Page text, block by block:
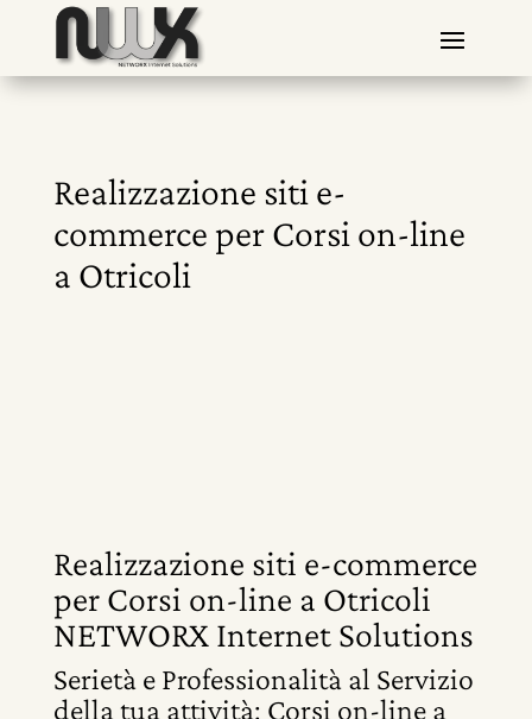
Realizzazione siti e-
commerce per Corsi on-line
a Otricoli
Realizzazione siti e-commerce
per Corsi on-line a Otricoli
NETWORX Internet Solutions
Serietà e Professionalità al Servizio
della tua attività: Corsi on-line a